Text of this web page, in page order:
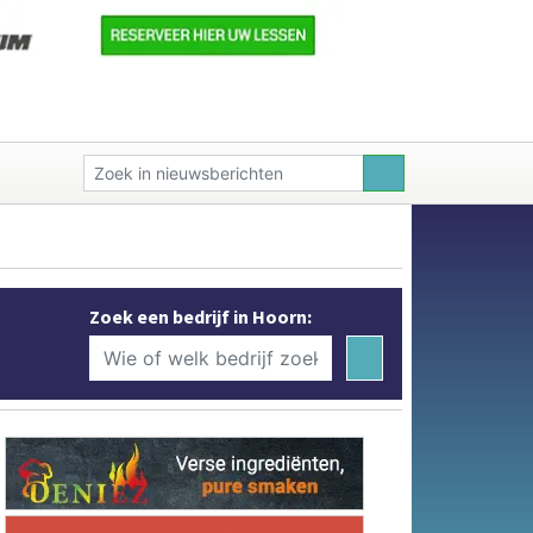
Zoek een bedrijf in Hoorn: